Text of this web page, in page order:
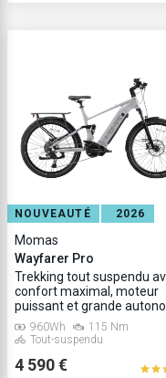
NOUVEAUTÉ 2026
Momas
Wayfarer Pro
Trekking tout suspendu
confort maximal, moteur
puissant et grande
960Wh
115 Nm
Tout-suspendu
4 590 €